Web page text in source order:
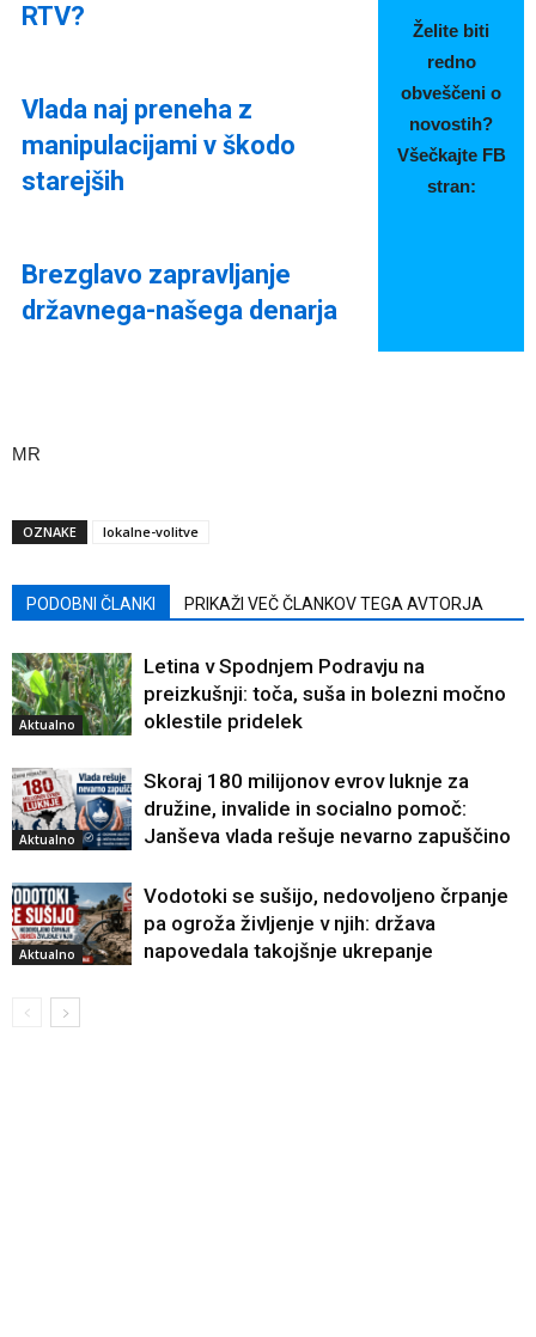
RTV?
Želite biti
redno
obveščeni o
novostih?
Všečkajte FB
stran:
Vlada naj preneha z
manipulacijami v škodo
starejših
Brezglavo zapravljanje
državnega-našega denarja
MR
OZNAKE lokalne-volitve
PODOBNI ČLANKI PRIKAŽI VEČ ČLANKOV TEGA AVTORJA
Aktualno
Letina v Spodnjem Podravju na
preizkušnji: toča, suša in bolezni močno
oklestile pridelek
Aktualno
Skoraj 180 milijonov evrov luknje za
družine, invalide in socialno pomoč:
Janševa vlada rešuje nevarno zapuščino
Aktualno
Vodotoki se sušijo, nedovoljeno črpanje
pa ogroža življenje v njih: država
napovedala takojšnje ukrepanje